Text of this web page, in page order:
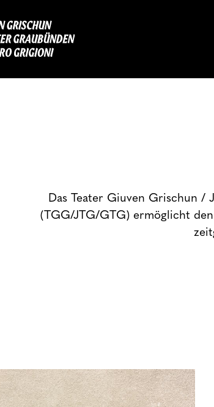
Das Teater Giuven Grischun /
(TGG/JTG/GTG) ermöglicht